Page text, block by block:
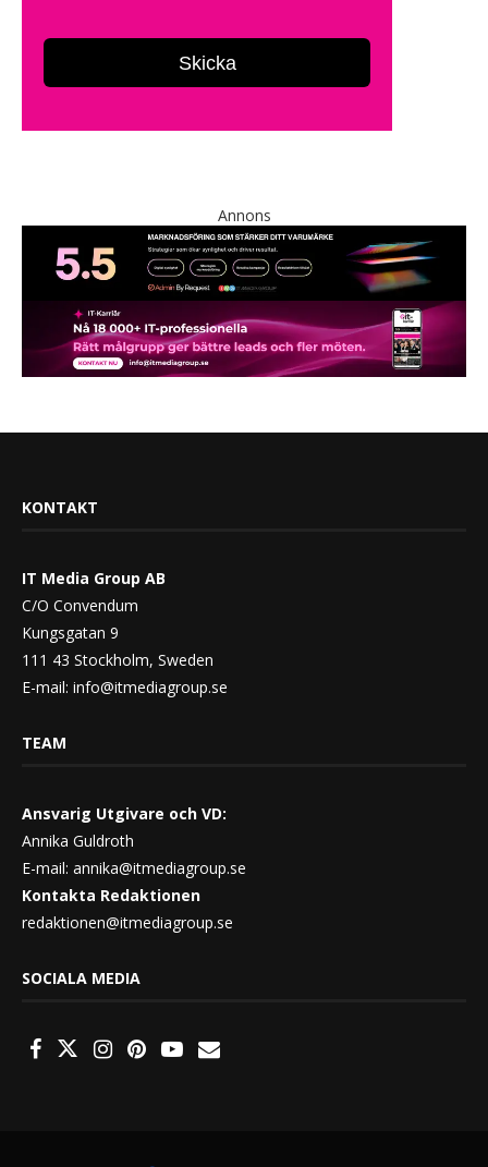
Annons
KONTAKT
IT Media Group AB
C/O Convendum
Kungsgatan 9
111 43 Stockholm, Sweden
E-mail: info@itmediagroup.se
TEAM
Ansvarig Utgivare och VD:
Annika Guldroth
E-mail: annika@itmediagroup.se
Kontakta Redaktionen
redaktionen@itmediagroup.se
SOCIALA MEDIA